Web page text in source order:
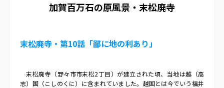
加賀百万石の原風景・末松廃寺
末松廃寺・第10話「鄙に地の利あり」
末松廃寺（野々市市末松2丁目）が建立された頃、当地は越（高
志）国（こしのくに）に含まれていました。越国とは今でいう福井